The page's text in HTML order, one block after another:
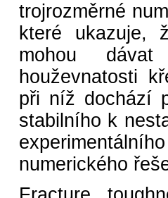
trojrozměrné
které ukazuje,
mohou
houževnatosti
při níž dochází
stabilního k
numerického